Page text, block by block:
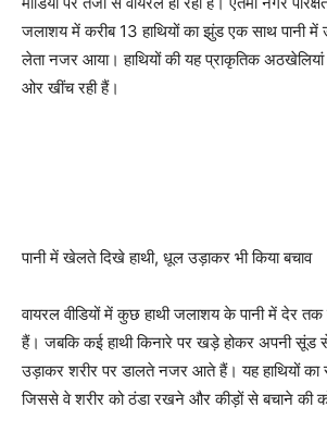
जलाशय में करीब 13 हाथियों का झुंड एक साथ पानी में
लेता नजर आया। हाथियों की यह प्राकृतिक अठखेलियां
ओर खींच रही हैं।
पानी में खेलते दिखे हाथी, धूल उड़ाकर भी किया बचाव
वायरल वीडियों में कुछ हाथी जलाशय के पानी में देर
हैं। जबकि कई हाथी किनारे पर खड़े होकर अपनी सूंड
उड़ाकर शरीर पर डालते नजर आते हैं। यह हाथियों का
जिससे वे शरीर को ठंडा रखने और कीड़ों से बचाने की